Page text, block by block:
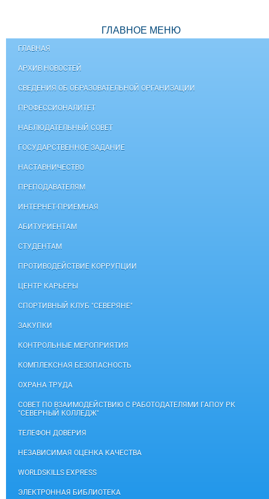
ГЛАВНОЕ МЕНЮ
ГЛАВНАЯ
АРХИВ НОВОСТЕЙ
СВЕДЕНИЯ ОБ ОБРАЗОВАТЕЛЬНОЙ ОРГАНИЗАЦИИ
ПРОФЕССИОНАЛИТЕТ
НАБЛЮДАТЕЛЬНЫЙ СОВЕТ
ГОСУДАРСТВЕННОЕ ЗАДАНИЕ
НАСТАВНИЧЕСТВО
ПРЕПОДАВАТЕЛЯМ
ИНТЕРНЕТ-ПРИЕМНАЯ
АБИТУРИЕНТАМ
СТУДЕНТАМ
ПРОТИВОДЕЙСТВИЕ КОРРУПЦИИ
ЦЕНТР КАРЬЕРЫ
СПОРТИВНЫЙ КЛУБ "СЕВЕРЯНЕ"
ЗАКУПКИ
КОНТРОЛЬНЫЕ МЕРОПРИЯТИЯ
КОМПЛЕКСНАЯ БЕЗОПАСНОСТЬ
ОХРАНА ТРУДА
СОВЕТ ПО ВЗАИМОДЕЙСТВИЮ С РАБОТОДАТЕЛЯМИ ГАПОУ РК
"СЕВЕРНЫЙ КОЛЛЕДЖ"
ТЕЛЕФОН ДОВЕРИЯ
НЕЗАВИСИМАЯ ОЦЕНКА КАЧЕСТВА
WORLDSKILLS EXPRESS
ЭЛЕКТРОННАЯ БИБЛИОТЕКА